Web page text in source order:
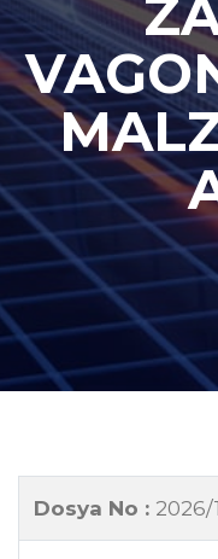
Dosya No : 2026/